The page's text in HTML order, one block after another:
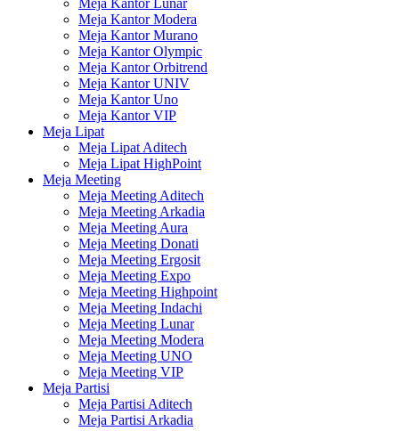
Meja Kantor Lunar
Meja Kantor Modera
Meja Kantor Murano
Meja Kantor Olympic
Meja Kantor Orbitrend
Meja Kantor UNIV
Meja Kantor Uno
Meja Kantor VIP
Meja Lipat
Meja Lipat Aditech
Meja Lipat HighPoint
Meja Meeting
Meja Meeting Aditech
Meja Meeting Arkadia
Meja Meeting Aura
Meja Meeting Donati
Meja Meeting Ergosit
Meja Meeting Expo
Meja Meeting Highpoint
Meja Meeting Indachi
Meja Meeting Lunar
Meja Meeting Modera
Meja Meeting UNO
Meja Meeting VIP
Meja Partisi
Meja Partisi Aditech
Meja Partisi Arkadia